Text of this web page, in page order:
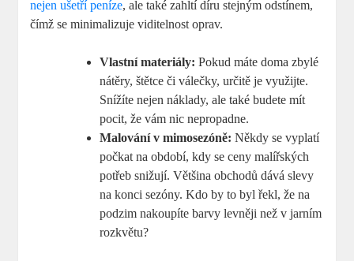
nejen ušetří peníze, ale také zahltí díru stejným odstínem,
čímž se minimalizuje viditelnost oprav.
Vlastní materiály: Pokud máte doma zbylé
nátěry, štětce či válečky, určitě je využijte.
Snížíte nejen náklady, ale také budete mít
pocit, že vám nic nepropadne.
Malování v mimosezóně: Někdy se vyplatí
počkat na období, kdy se ceny malířských
potřeb snižují. Většina obchodů dává slevy
na konci sezóny. Kdo by to byl řekl, že na
podzim nakoupíte barvy levněji než v jarním
rozkvětu?